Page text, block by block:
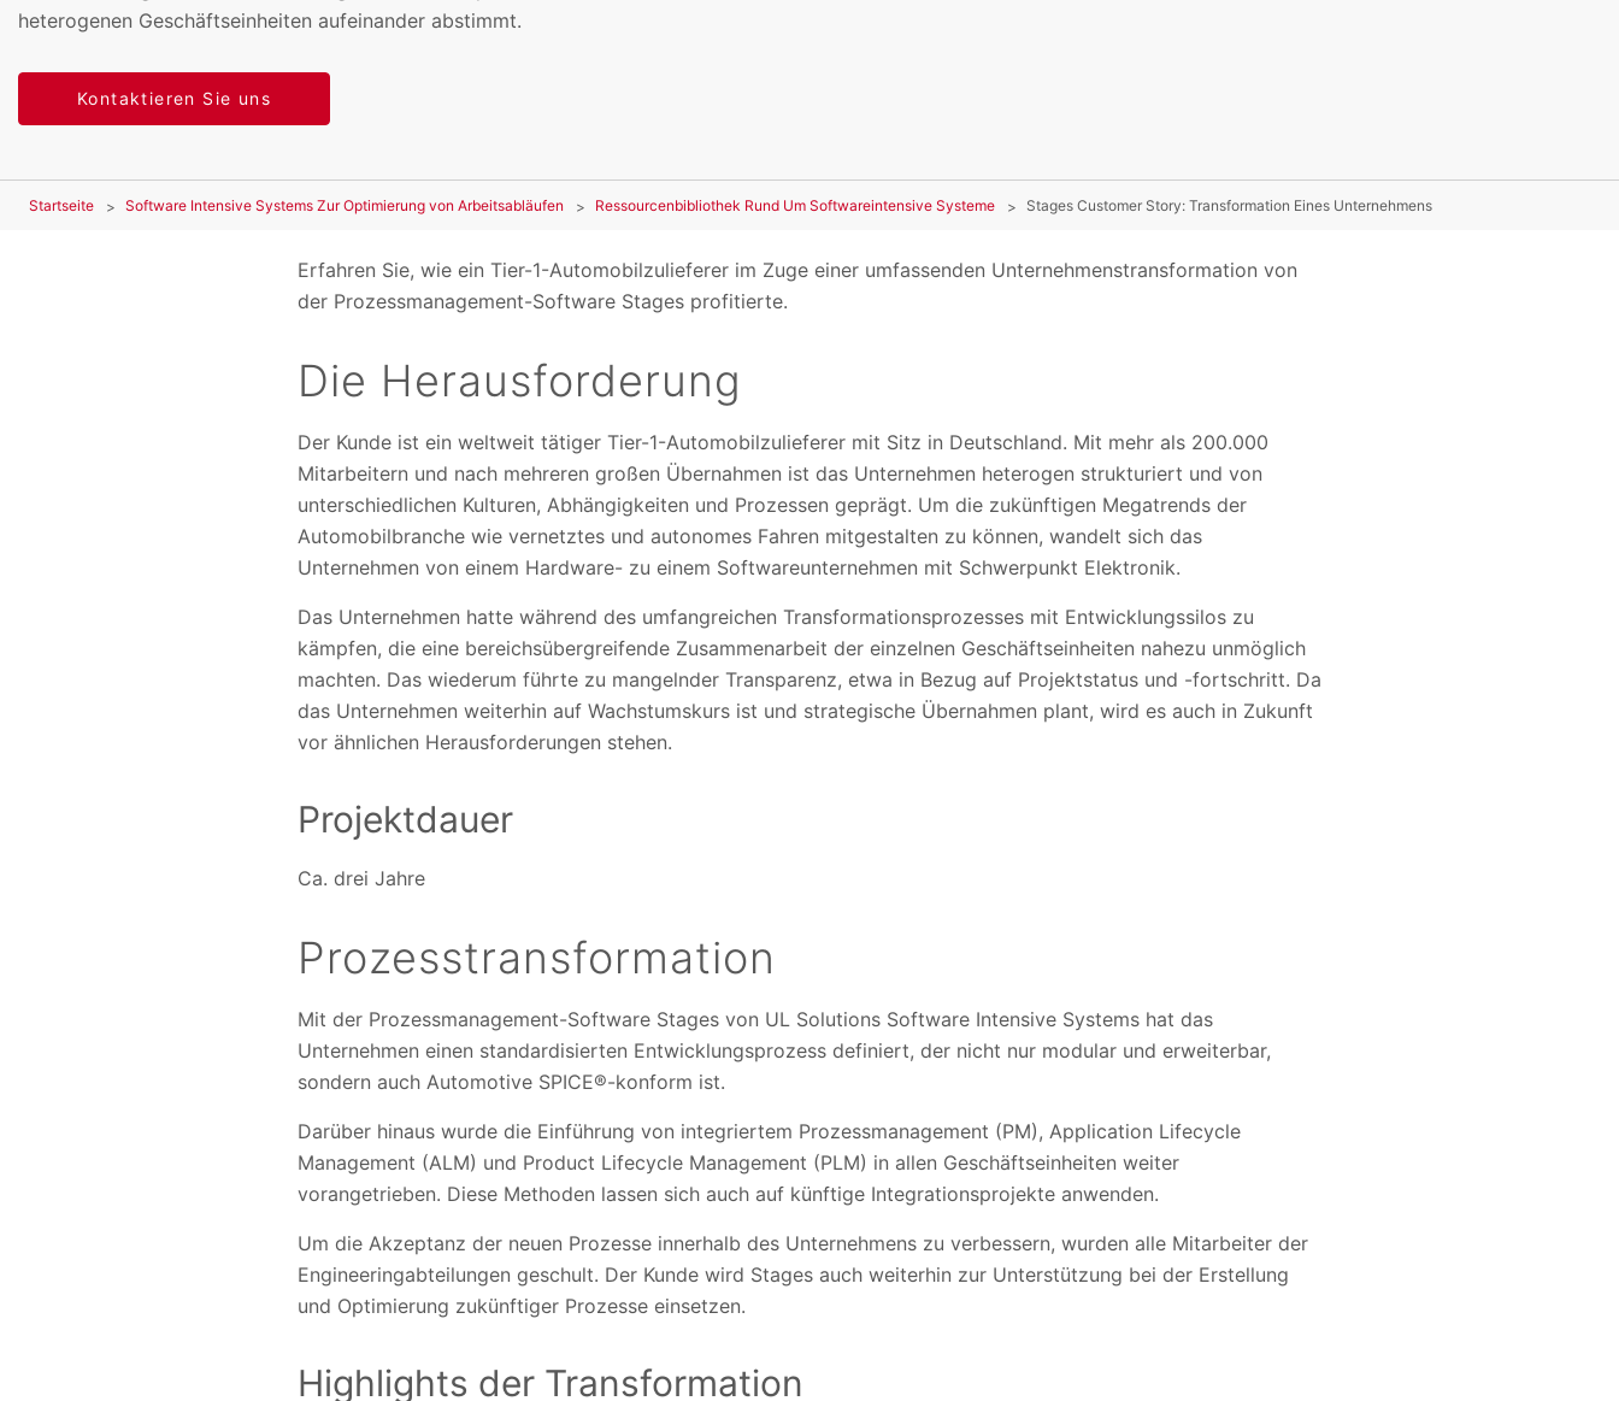
heterogenen Geschäftseinheiten aufeinander abstimmt.
Kontaktieren Sie uns
Startseite Software Intensive Systems Zur Optimierung von Arbeitsabläufen Ressourcenbibliothek Rund Um Softwareintensive Systeme Stages Customer Story: Transformation Eines Unternehmens
Erfahren Sie, wie ein Tier-1-Automobilzulieferer im Zuge einer umfassenden Unternehmenstransformation von
der Prozessmanagement-Software Stages profitierte.
Die Herausforderung
Der Kunde ist ein weltweit tätiger Tier-1-Automobilzulieferer mit Sitz in Deutschland. Mit mehr als 200.000
Mitarbeitern und nach mehreren großen Übernahmen ist das Unternehmen heterogen strukturiert und von
unterschiedlichen Kulturen, Abhängigkeiten und Prozessen geprägt. Um die zukünftigen Megatrends der
Automobilbranche wie vernetztes und autonomes Fahren mitgestalten zu können, wandelt sich das
Unternehmen von einem Hardware- zu einem Softwareunternehmen mit Schwerpunkt Elektronik.
Das Unternehmen hatte während des umfangreichen Transformationsprozesses mit Entwicklungssilos zu
kämpfen, die eine bereichsübergreifende Zusammenarbeit der einzelnen Geschäftseinheiten nahezu unmöglich
machten. Das wiederum führte zu mangelnder Transparenz, etwa in Bezug auf Projektstatus und -fortschritt. Da
das Unternehmen weiterhin auf Wachstumskurs ist und strategische Übernahmen plant, wird es auch in Zukunft
vor ähnlichen Herausforderungen stehen.
Projektdauer
Ca. drei Jahre
Prozesstransformation
Mit der Prozessmanagement-Software Stages von UL Solutions Software Intensive Systems hat das
Unternehmen einen standardisierten Entwicklungsprozess definiert, der nicht nur modular und erweiterbar,
sondern auch Automotive SPICE®-konform ist.
Darüber hinaus wurde die Einführung von integriertem Prozessmanagement (PM), Application Lifecycle
Management (ALM) und Product Lifecycle Management (PLM) in allen Geschäftseinheiten weiter
vorangetrieben. Diese Methoden lassen sich auch auf künftige Integrationsprojekte anwenden.
Um die Akzeptanz der neuen Prozesse innerhalb des Unternehmens zu verbessern, wurden alle Mitarbeiter der
Engineeringabteilungen geschult. Der Kunde wird Stages auch weiterhin zur Unterstützung bei der Erstellung
und Optimierung zukünftiger Prozesse einsetzen.
Highlights der Transformation